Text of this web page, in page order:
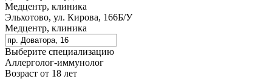
Медцентр, клиника
Эльхотово, ул. Кирова, 166Б/У
Медцентр, клиника
Выберите специализацию
Аллерголог-иммунолог
Возраст от 18 лет